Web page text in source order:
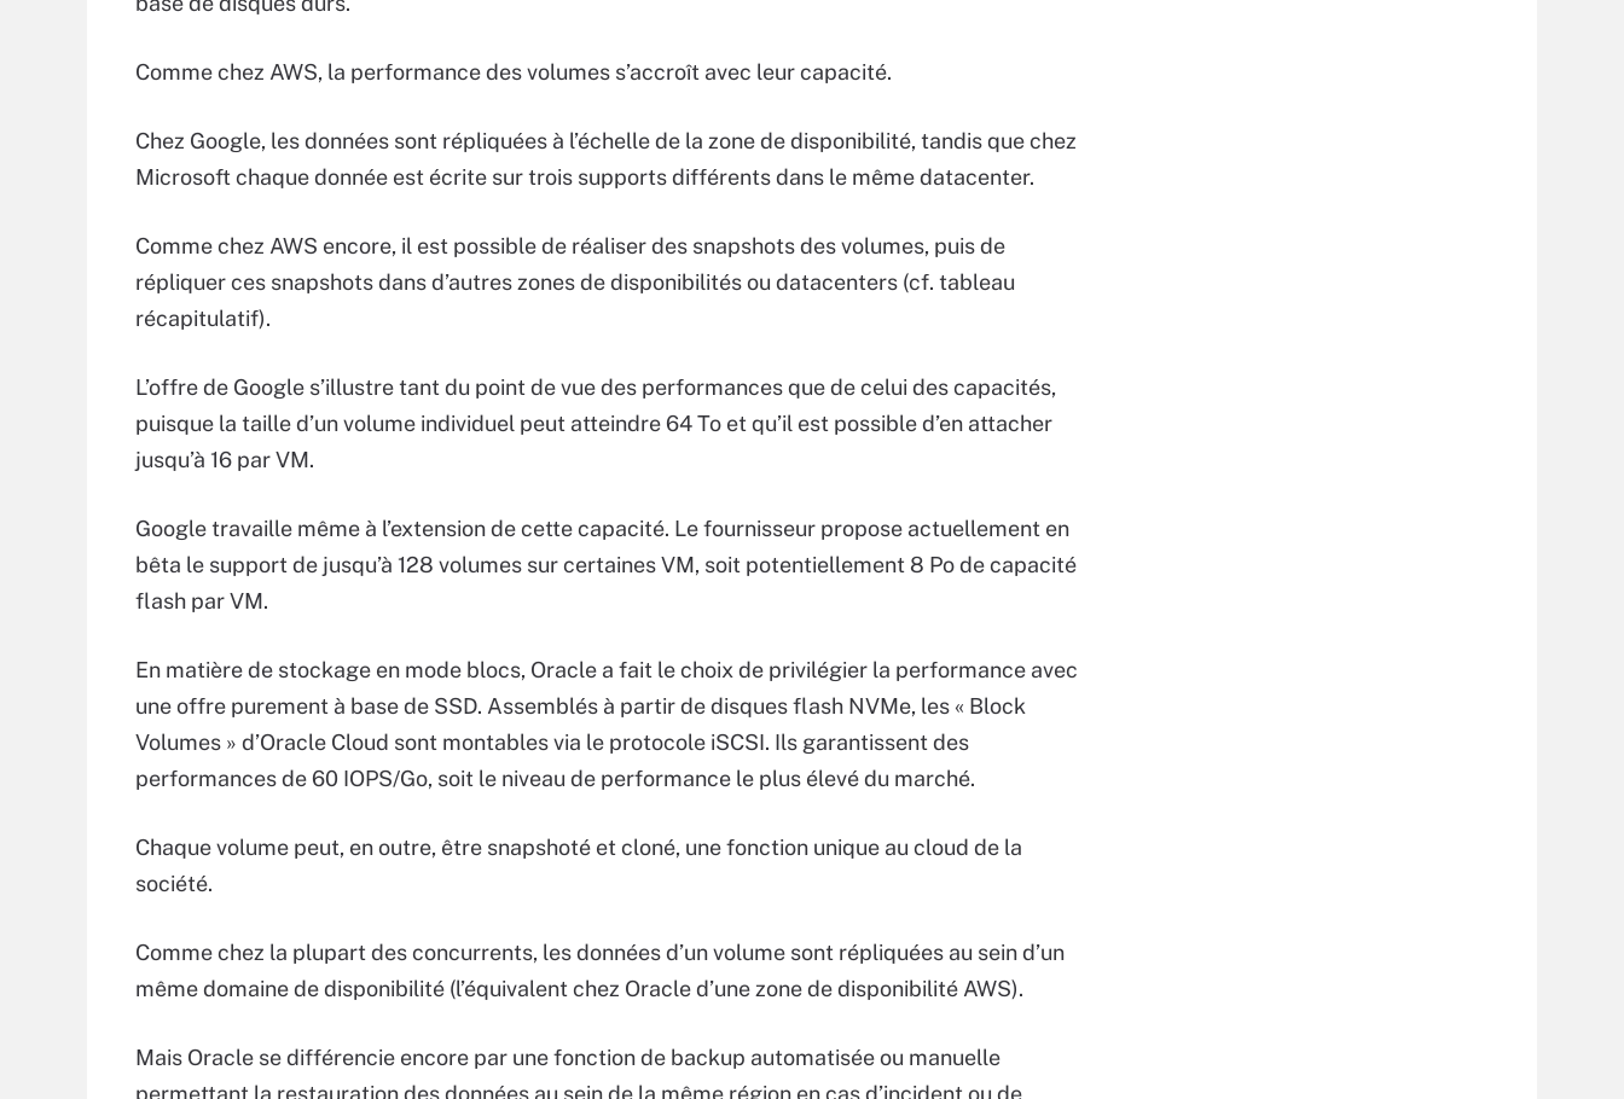
Comme chez AWS, la performance des volumes s’accroît avec leur capacité.
Chez Google, les données sont répliquées à l’échelle de la zone de disponibilité, tandis que chez
Microsoft chaque donnée est écrite sur trois supports différents dans le même datacenter.
Comme chez AWS encore, il est possible de réaliser des snapshots des volumes, puis de
répliquer ces snapshots dans d’autres zones de disponibilités ou datacenters (cf. tableau
récapitulatif).
L’offre de Google s’illustre tant du point de vue des performances que de celui des capacités,
puisque la taille d’un volume individuel peut atteindre 64 To et qu’il est possible d’en attacher
jusqu’à 16 par VM.
Google travaille même à l’extension de cette capacité. Le fournisseur propose actuellement en
bêta le support de jusqu’à 128 volumes sur certaines VM, soit potentiellement 8 Po de capacité
flash par VM.
En matière de stockage en mode blocs, Oracle a fait le choix de privilégier la performance avec
une offre purement à base de SSD. Assemblés à partir de disques flash NVMe, les « Block
Volumes » d’Oracle Cloud sont montables via le protocole iSCSI. Ils garantissent des
performances de 60 IOPS/Go, soit le niveau de performance le plus élevé du marché.
Chaque volume peut, en outre, être snapshoté et cloné, une fonction unique au cloud de la
société.
Comme chez la plupart des concurrents, les données d’un volume sont répliquées au sein d’un
même domaine de disponibilité (l’équivalent chez Oracle d’une zone de disponibilité AWS).
Mais Oracle se différencie encore par une fonction de backup automatisée ou manuelle
permettant la restauration des données au sein de la même région en cas d’incident ou de